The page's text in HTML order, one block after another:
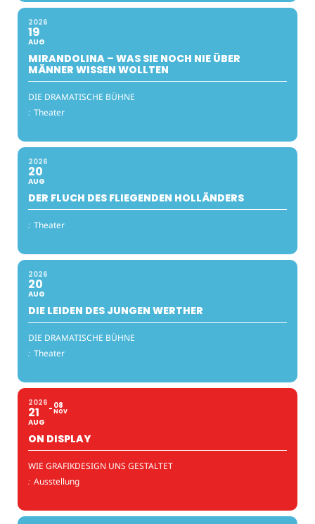
2026
19
AUG
MIRANDOLINA – WAS SIE NOCH NIE ÜBER
MÄNNER WISSEN WOLLTEN
DIE DRAMATISCHE BÜHNE
: Theater
2026
20
AUG
DER FLUCH DES FLIEGENDEN HOLLÄNDERS
: Theater
2026
20
AUG
DIE LEIDEN DES JUNGEN WERTHER
DIE DRAMATISCHE BÜHNE
: Theater
2026
21
AUG
08
NOV
ON DISPLAY
WIE GRAFIKDESIGN UNS GESTALTET
: Ausstellung